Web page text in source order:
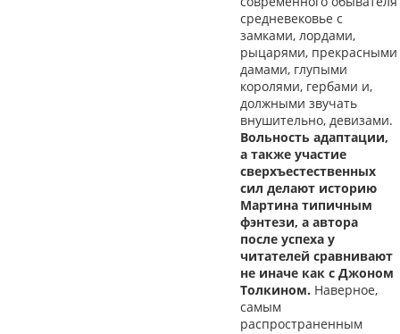
средневековье с
замками, лордами,
рыцарями, прекрасными
дамами, глупыми
королями, гербами и,
должными звучать
внушительно, девизами.
Вольность адаптации,
а также участие
сверхъестественных
сил делают историю
Мартина типичным
фэнтези, а автора
после успеха у
читателей сравнивают
не иначе как с Джоном
Толкином. Наверное,
самым
распространенным